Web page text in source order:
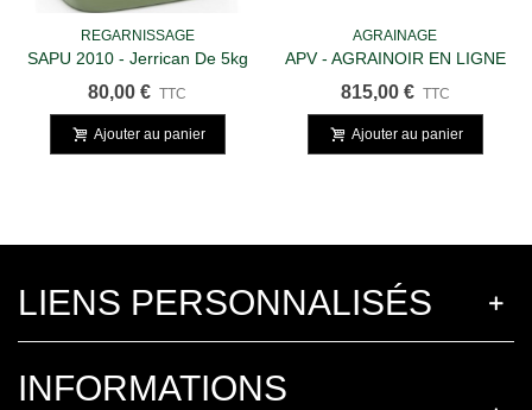
REGARNISSAGE
SAPU 2010 - Jerrican De 5kg
80,00 € TTC
Ajouter au panier
AGRAINAGE
APV - AGRAINOIR EN LIGNE
AUTOPORTE
815,00 € TTC
Ajouter au panier
LIENS PERSONNALISÉS
INFORMATIONS